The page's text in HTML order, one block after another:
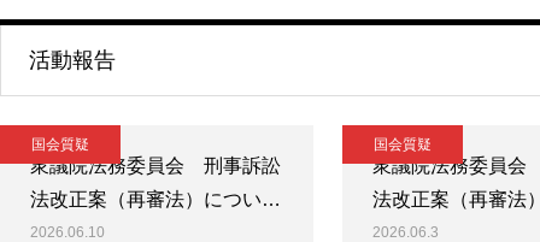
活動報告
国会質疑
衆議院法務委員会 刑事訴訟
法改正案（再審法）につい…
2026.06.10
国会質疑
衆議院法務委員
法改正案（再審法
2026.06.3